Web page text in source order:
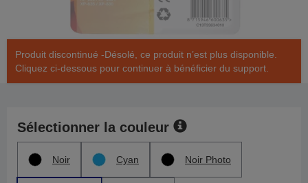
Produit discontinué -Désolé, ce produit n’est plus disponible.
Cliquez ci-dessous pour continuer à bénéficier du support.
Sélectionner la couleur
Noir Cyan Noir Photo